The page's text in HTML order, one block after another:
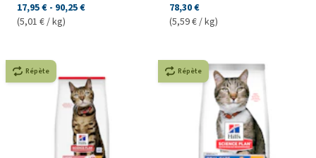
17,95 € - 90,25 €
(5,01 € / kg)
78,30 €
(5,59 € / kg)
Répète Répète